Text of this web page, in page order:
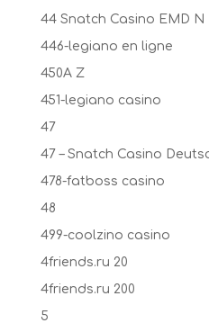
44 Snatch Casino EMD N
446-legiano en ligne
450A Z
451-legiano casino
47
47 – Snatch Casino
478-fatboss casino
48
499-coolzino casino
4friends.ru 20
4friends.ru 200
5